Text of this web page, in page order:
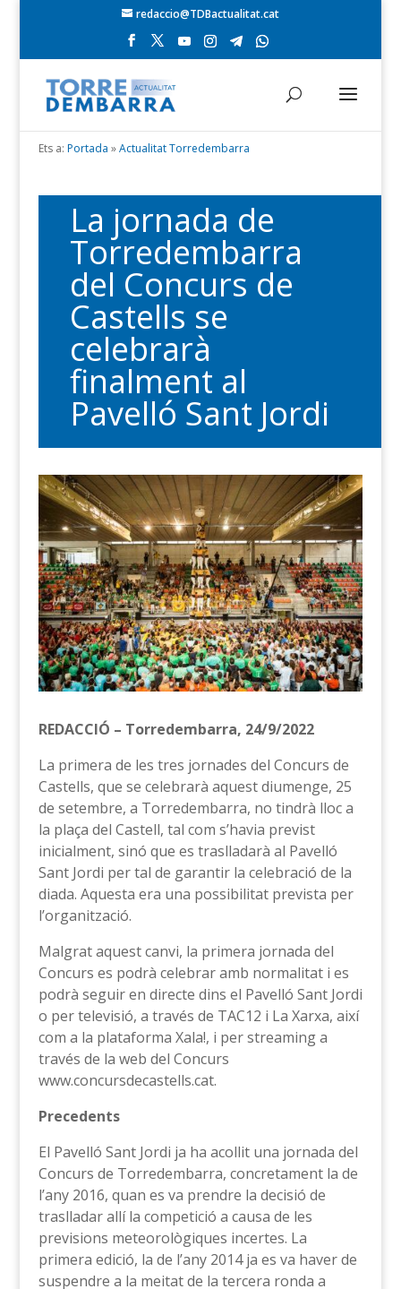
redaccio@TDBactualitat.cat
Ets a: Portada »Actualitat Torredembarra
La jornada de
Torredembarra
del Concurs de
Castells se
celebrarà
finalment al
Pavelló Sant Jordi
REDACCIÓ – Torredembarra, 24/9/2022
La primera de les tres jornades del Concurs de
Castells, que se celebrarà aquest diumenge, 25
de setembre, a Torredembarra, no tindrà lloc a
la plaça del Castell, tal com s’havia previst
inicialment, sinó que es traslladarà al Pavelló
Sant Jordi per tal de garantir la celebració de la
diada. Aquesta era una possibilitat prevista per
l’organització.
Malgrat aquest canvi, la primera jornada del
Concurs es podrà celebrar amb normalitat i es
podrà seguir en directe dins el Pavelló Sant Jordi
o per televisió, a través de TAC12 i La Xarxa, així
com a la plataforma Xala!, i per streaming a
través de la web del Concurs
www.concursdecastells.cat.
Precedents
El Pavelló Sant Jordi ja ha acollit una jornada del
Concurs de Torredembarra, concretament la de
l’any 2016, quan es va prendre la decisió de
traslladar allí la competició a causa de les
previsions meteorològiques incertes. La
primera edició, la de l’any 2014 ja es va haver de
suspendre a la meitat de la tercera ronda a